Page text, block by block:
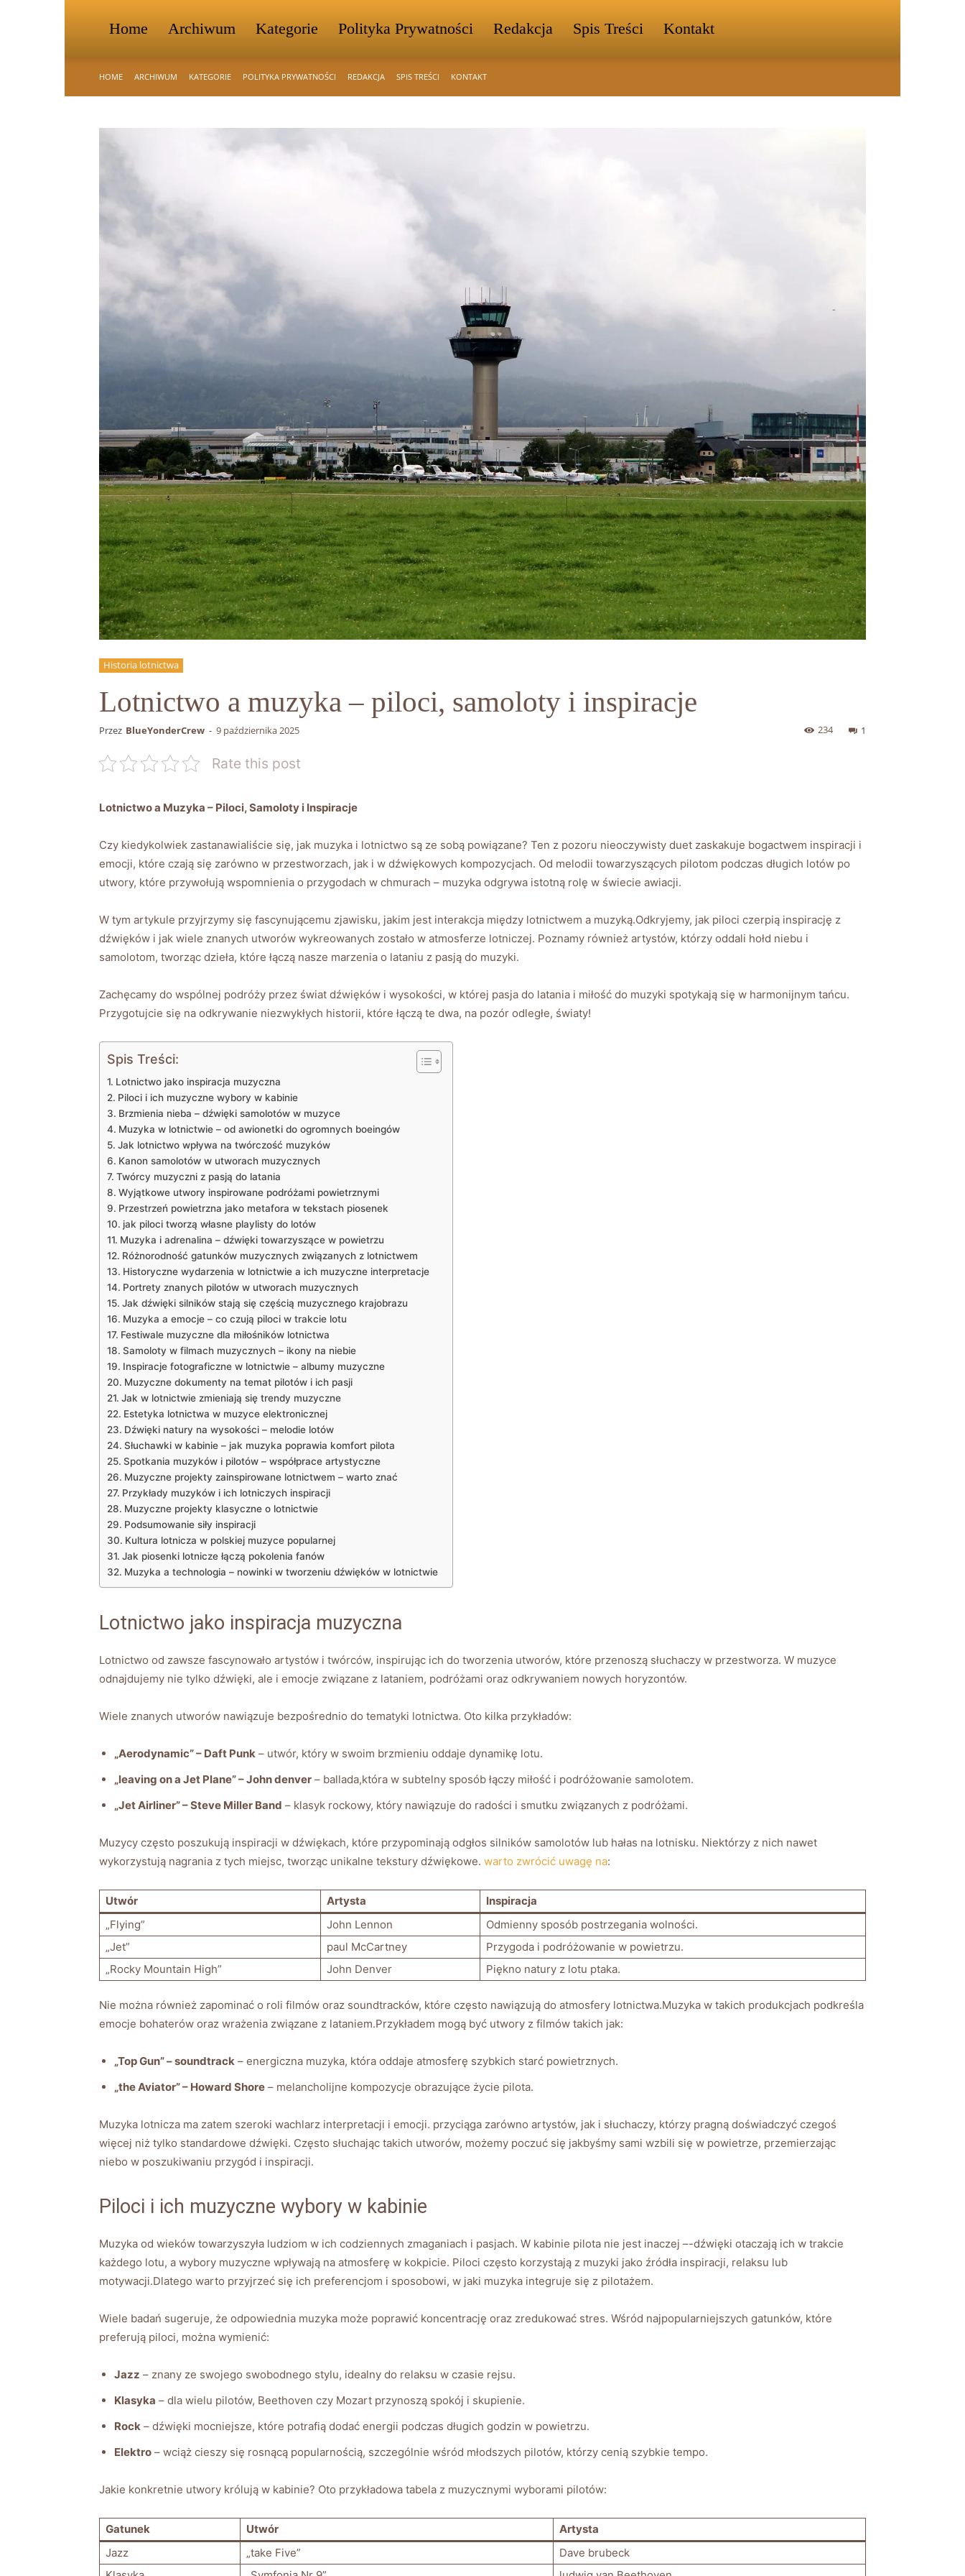
Home Archiwum Kategorie Polityka Prywatności Redakcja Spis Treści Kontakt
HOME ARCHIWUM KATEGORIE POLITYKA PRYWATNOŚCI REDAKCJA SPIS TREŚCI KONTAKT
Historia lotnictwa
Lotnictwo a muzyka – piloci, samoloty i inspiracje
Przez BlueYonderCrew - 9 października 2025 1
234
Rate this post
Lotnictwo a Muzyka – Piloci, Samoloty i Inspiracje
Czy kiedykolwiek zastanawialiście się, jak muzyka i lotnictwo są ze sobą powiązane? Ten z pozoru nieoczywisty duet zaskakuje bogactwem inspiracji i
emocji, które czają się zarówno w przestworzach, jak i w dźwiękowych kompozycjach. Od melodii towarzyszących pilotom podczas długich lotów po
utwory, które przywołują wspomnienia o przygodach w chmurach – muzyka odgrywa istotną rolę w świecie awiacji.
W tym artykule przyjrzymy się fascynującemu zjawisku, jakim jest interakcja między lotnictwem a muzyką.Odkryjemy, jak piloci czerpią inspirację z
dźwięków i jak wiele znanych utworów wykreowanych zostało w atmosferze lotniczej. Poznamy również artystów, którzy oddali hołd niebu i
samolotom, tworząc dzieła, które łączą nasze marzenia o lataniu z pasją do muzyki.
Zachęcamy do wspólnej podróży przez świat dźwięków i wysokości, w której pasja do latania i miłość do muzyki spotykają się w harmonijnym tańcu.
Przygotujcie się na odkrywanie niezwykłych historii, które łączą te dwa, na pozór odległe, światy!
Spis Treści:
Lotnictwo jako inspiracja muzyczna
Piloci i ich muzyczne wybory w kabinie
Brzmienia nieba – dźwięki samolotów w muzyce
Muzyka w lotnictwie – od awionetki do ogromnych boeingów
Jak lotnictwo wpływa na twórczość muzyków
Kanon samolotów w utworach muzycznych
Twórcy muzyczni z pasją do latania
Wyjątkowe utwory inspirowane podróżami powietrznymi
Przestrzeń powietrzna jako metafora w tekstach piosenek
jak piloci tworzą własne playlisty do lotów
Muzyka i adrenalina – dźwięki towarzyszące w powietrzu
Różnorodność gatunków muzycznych związanych z lotnictwem
Historyczne wydarzenia w lotnictwie a ich muzyczne interpretacje
Portrety znanych pilotów w utworach muzycznych
Jak dźwięki silników stają się częścią muzycznego krajobrazu
Muzyka a emocje – co czują piloci w trakcie lotu
Festiwale muzyczne dla miłośników lotnictwa
Samoloty w filmach muzycznych – ikony na niebie
Inspiracje fotograficzne w lotnictwie – albumy muzyczne
Muzyczne dokumenty na temat pilotów i ich pasji
Jak w lotnictwie zmieniają się trendy muzyczne
Estetyka lotnictwa w muzyce elektronicznej
Dźwięki natury na wysokości – melodie lotów
Słuchawki w kabinie – jak muzyka poprawia komfort pilota
Spotkania muzyków i pilotów – współprace artystyczne
Muzyczne projekty zainspirowane lotnictwem – warto znać
Przykłady muzyków i ich lotniczych inspiracji
Muzyczne projekty klasyczne o lotnictwie
Podsumowanie siły inspiracji
Kultura lotnicza w polskiej muzyce popularnej
Jak piosenki lotnicze łączą pokolenia fanów
Muzyka a technologia – nowinki w tworzeniu dźwięków w lotnictwie
Lotnictwo jako inspiracja muzyczna
Lotnictwo od zawsze fascynowało artystów i twórców, inspirując ich do tworzenia utworów, które przenoszą słuchaczy w przestworza. W muzyce
odnajdujemy nie tylko dźwięki, ale i emocje związane z lataniem, podróżami oraz odkrywaniem nowych horyzontów.
Wiele znanych utworów nawiązuje bezpośrednio do tematyki lotnictwa. Oto kilka przykładów:
„Aerodynamic” – Daft Punk – utwór, który w swoim brzmieniu oddaje dynamikę lotu.
„leaving on a Jet Plane” – John denver – ballada,która w subtelny sposób łączy miłość i podróżowanie samolotem.
„Jet Airliner” – Steve Miller Band – klasyk rockowy, który nawiązuje do radości i smutku związanych z podróżami.
Muzycy często poszukują inspiracji w dźwiękach, które przypominają odgłos silników samolotów lub hałas na lotnisku. Niektórzy z nich nawet
wykorzystują nagrania z tych miejsc, tworząc unikalne tekstury dźwiękowe. warto zwrócić uwagę na:
Utwór Artysta
Inspiracja
„Flying”
John Lennon
Odmienny sposób postrzegania wolności.
„Jet”
paul McCartney
Przygoda i podróżowanie w powietrzu.
„Rocky Mountain High”
John Denver Piękno natury z lotu ptaka.
Nie można również zapominać o roli filmów oraz soundtracków, które często nawiązują do atmosfery lotnictwa.Muzyka w takich produkcjach podkreśla
emocje bohaterów oraz wrażenia związane z lataniem.Przykładem mogą być utwory z filmów takich jak:
„Top Gun” – soundtrack – energiczna muzyka, która oddaje atmosferę szybkich starć powietrznych.
„the Aviator” – Howard Shore – melancholijne kompozycje obrazujące życie pilota.
Muzyka lotnicza ma zatem szeroki wachlarz interpretacji i emocji. przyciąga zarówno artystów, jak i słuchaczy, którzy pragną doświadczyć czegoś
więcej niż tylko standardowe dźwięki. Często słuchając takich utworów, możemy poczuć się jakbyśmy sami wzbili się w powietrze, przemierzając
niebo w poszukiwaniu przygód i inspiracji.
Piloci i ich muzyczne wybory w kabinie
Muzyka od wieków towarzyszyła ludziom w ich codziennych zmaganiach i pasjach. W kabinie pilota nie jest inaczej –-dźwięki otaczają ich w trakcie
każdego lotu, a wybory muzyczne wpływają na atmosferę w kokpicie. Piloci często korzystają z muzyki jako źródła inspiracji, relaksu lub
motywacji.Dlatego warto przyjrzeć się ich preferencjom i sposobowi, w jaki muzyka integruje się z pilotażem.
Wiele badań sugeruje, że odpowiednia muzyka może poprawić koncentrację oraz zredukować stres. Wśród najpopularniejszych gatunków, które
preferują piloci, można wymienić:
Jazz – znany ze swojego swobodnego stylu, idealny do relaksu w czasie rejsu.
Klasyka – dla wielu pilotów, Beethoven czy Mozart przynoszą spokój i skupienie.
Rock – dźwięki mocniejsze, które potrafią dodać energii podczas długich godzin w powietrzu.
Elektro – wciąż cieszy się rosnącą popularnością, szczególnie wśród młodszych pilotów, którzy cenią szybkie tempo.
Jakie konkretnie utwory królują w kabinie? Oto przykładowa tabela z muzycznymi wyborami pilotów:
Gatunek Utwór
Artysta
Jazz
„take Five”
Dave brubeck